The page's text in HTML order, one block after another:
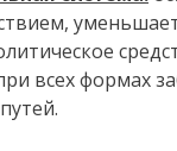
всех формах